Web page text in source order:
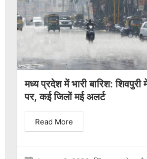
मध्य प्रदेश में भारी बारिश: शिवपुरी
पर, कई जिलों मई अलर्ट
Read More